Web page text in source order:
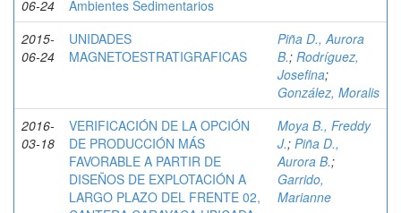
06-24
Ambientes Sedimentarios
2015-
06-24
UNIDADES
MAGNETOESTRATIGRAFICAS
Piña D., Aurora
B.; Rodríguez,
Josefina;
González, Moralis
2016-
03-18
VERIFICACIÓN DE LA OPCIÓN
DE PRODUCCIÓN MÁS
FAVORABLE A PARTIR DE
DISEÑOS DE EXPLOTACIÓN A
LARGO PLAZO DEL FRENTE 02,
Moya B., Freddy
J.; Piña D.,
Aurora B.;
Garrido,
Marianne